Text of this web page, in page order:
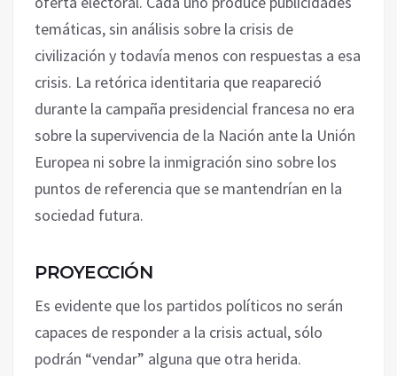
temáticas, sin análisis sobre la crisis de
civilización y todavía menos con respuestas a esa
crisis. La retórica identitaria que reapareció
durante la campaña presidencial francesa no era
sobre la supervivencia de la Nación ante la Unión
Europea ni sobre la inmigración sino sobre los
puntos de referencia que se mantendrían en la
sociedad futura.
PROYECCIÓN
Es evidente que los partidos políticos no serán
capaces de responder a la crisis actual, sólo
podrán “vendar” alguna que otra herida.